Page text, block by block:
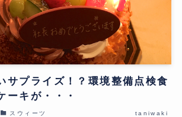
サプライズ！？環境整備点検食
ーキが・・・
スウィーツ taniwaki